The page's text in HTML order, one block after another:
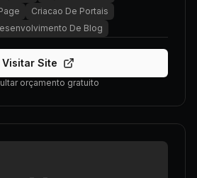
Criacao De Portais
De Blog
Visitar Site
orçamento gratuito